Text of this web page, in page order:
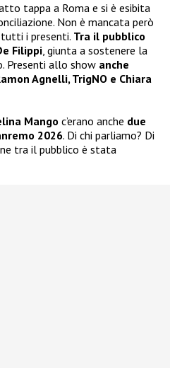
tappa a Roma e si è esibita
Non è mancata però
tutti i presenti. Tra il pubblico
Filippi, giunta a sostenere la
Presenti allo show anche
Agnelli, TrigNO e Chiara
Mango c’erano anche due
2026. Di chi parliamo? Di
tra il pubblico è stata